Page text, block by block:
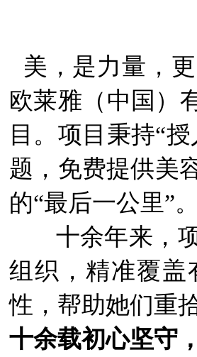
美，是力量，
欧莱雅（中国）
目。项目秉持“
题，免费提供美
的“最后一公里”。
十余年来，
组织，精准覆盖
性，帮助她们重
十余载初心坚守